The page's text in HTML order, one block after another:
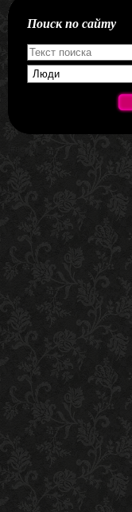
Поиск по сайту